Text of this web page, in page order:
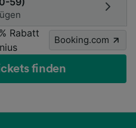
Rabatt
Booking.com
finden